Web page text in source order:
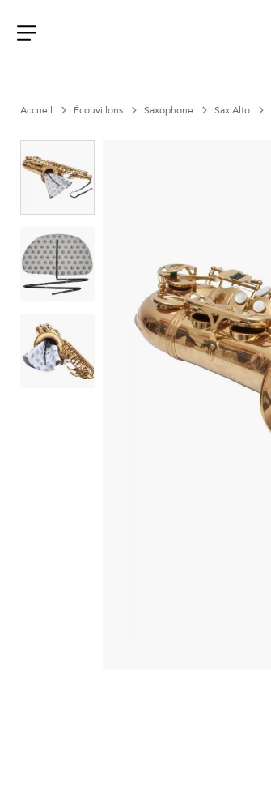
contenu
Accueil Écouvillons Saxophone Sax Alto